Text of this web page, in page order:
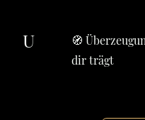
U
🧭
dir trägt